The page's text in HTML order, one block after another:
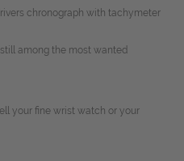
chronograph with tachymeter
among the most wanted
your fine wrist watch or your